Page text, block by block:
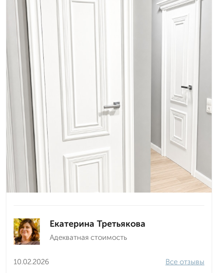
Екатерина Третьякова
Адекватная стоимость
10.02.2026
Все отзывы